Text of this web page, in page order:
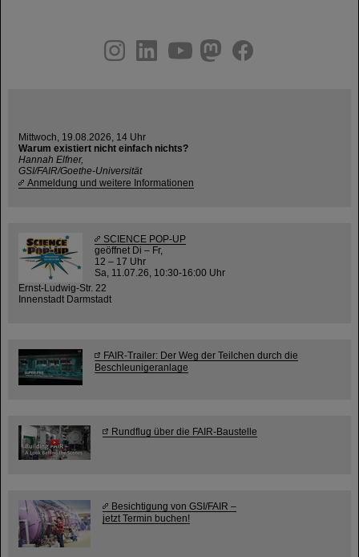
youtube
helmholtz.social
facebook
Mittwoch, 19.08.2026, 14 Uhr
Warum existiert nicht einfach nichts?
Hannah Elfner,
GSI/FAIR/Goethe-Universität
Anmeldung und weitere Informationen
SCIENCE POP-UP
geöffnet Di – Fr,
12 – 17 Uhr
Sa, 11.07.26, 10:30-16:00 Uhr
Ernst-Ludwig-Str. 22
Innenstadt Darmstadt
FAIR-Trailer: Der Weg der Teilchen durch die
Beschleunigeranlage
Rundflug über die FAIR-Baustelle
Besichtigung von GSI/FAIR –
jetzt Termin buchen!